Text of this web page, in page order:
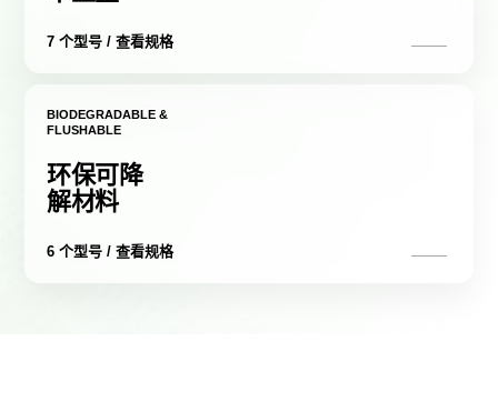
7 个型号 / 查看规格
BIODEGRADABLE &
FLUSHABLE
环保可降
解材料
6 个型号 / 查看规格